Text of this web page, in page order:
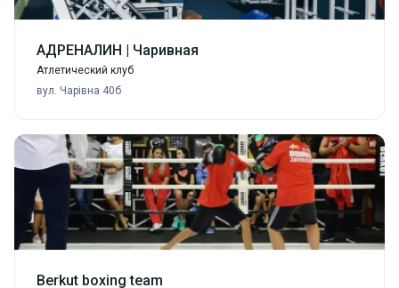
АДРЕНАЛИН | Чаривная
Атлетический клуб
вул. Чарівна 40б
Berkut boxing team